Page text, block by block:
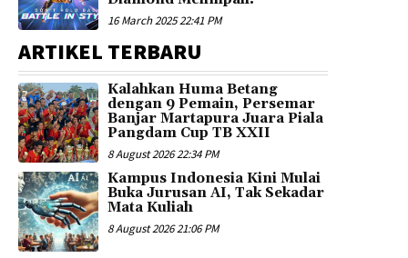
16 March 2025 22:41 PM
ARTIKEL TERBARU
Kalahkan Huma Betang
dengan 9 Pemain, Persemar
Banjar Martapura Juara Piala
Pangdam Cup TB XXII
8 August 2026 22:34 PM
Kampus Indonesia Kini Mulai
Buka Jurusan AI, Tak Sekadar
Mata Kuliah
8 August 2026 21:06 PM